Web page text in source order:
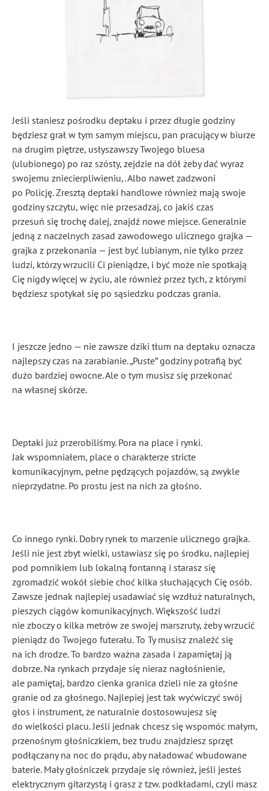
Jeśli staniesz pośrodku deptaku i przez długie godziny
będziesz grał w tym samym miejscu, pan pracujący w biurze
na drugim piętrze, usłyszawszy Twojego bluesa
(ulubionego) po raz szósty, zejdzie na dół żeby dać wyraz
swojemu zniecierpliwieniu,. Albo nawet zadzwoni
po Policję. Zresztą deptaki handlowe również mają swoje
godziny szczytu, więc nie przesadzaj, co jakiś czas
przesuń się trochę dalej, znajdź nowe miejsce. Generalnie
jedną z naczelnych zasad zawodowego ulicznego grajka —
grajka z przekonania — jest być lubianym, nie tylko przez
ludzi, którzy wrzucili Ci pieniądze, i być może nie spotkają
Cię nigdy więcej w życiu, ale również przez tych, z którymi
będziesz spotykał się po sąsiedzku podczas grania.
I jeszcze jedno — nie zawsze dziki tłum na deptaku oznacza
najlepszy czas na zarabianie. „Puste” godziny potrafią być
dużo bardziej owocne. Ale o tym musisz się przekonać
na własnej skórze.
Deptaki już przerobiliśmy. Pora na place i rynki.
Jak wspomniałem, place o charakterze stricte
komunikacyjnym, pełne pędzących pojazdów, są zwykle
nieprzydatne. Po prostu jest na nich za głośno.
Co innego rynki. Dobry rynek to marzenie ulicznego grajka.
Jeśli nie jest zbyt wielki, ustawiasz się po środku, najlepiej
pod pomnikiem lub lokalną fontanną i starasz się
zgromadzić wokół siebie choć kilka słuchających Cię osób.
Zawsze jednak najlepiej usadawiać się wzdłuż naturalnych,
pieszych ciągów komunikacyjnych. Większość ludzi
nie zboczy o kilka metrów ze swojej marszruty, żeby wrzucić
pieniądz do Twojego futerału. To Ty musisz znaleźć się
na ich drodze. To bardzo ważna zasada i zapamiętaj ją
dobrze. Na rynkach przydaje się nieraz nagłośnienie,
ale pamiętaj, bardzo cienka granica dzieli nie za głośne
granie od za głośnego. Najlepiej jest tak wyćwiczyć swój
głos i instrument, że naturalnie dostosowujesz się
do wielkości placu. Jeśli jednak chcesz się wspomóc małym,
przenośnym głośniczkiem, bez trudu znajdziesz sprzęt
podłączany na noc do prądu, aby naładować wbudowane
baterie. Mały głośniczek przydaje się również, jeśli jesteś
elektrycznym gitarzystą i grasz z tzw. podkładami, czyli masz